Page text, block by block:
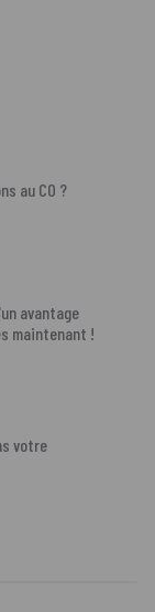
au CO ?
avantage
maintenant !
votre